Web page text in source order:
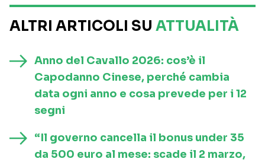
ALTRI ARTICOLI SU ATTUALITÀ
Anno del Cavallo 2026: cos’è il
Capodanno Cinese, perché cambia
data ogni anno e cosa prevede per i 12
segni
“Il governo cancella il bonus under 35
da 500 euro al mese: scade il 2 marzo,